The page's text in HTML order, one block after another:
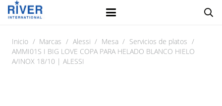
Inicio / Marcas / Alessi / Mesa / Servicios de platos /
AMMI01S I BIG LOVE COPA PARA HELADO BLANCO HIELO
A/INOX 18/10 | ALESSI